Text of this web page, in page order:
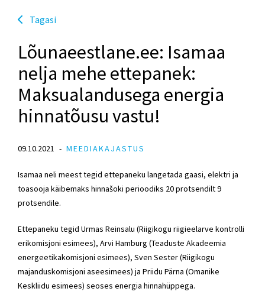
Tagasi
Lõunaeestlane.ee: Isamaa
nelja mehe ettepanek:
Maksualandusega energia
hinnatõusu vastu!
09.10.2021 MEEDIAKAJASTUS
Isamaa neli meest tegid ettepaneku langetada gaasi, elektri ja
toasooja käibemaks hinnašoki perioodiks 20 protsendilt 9
protsendile.
Ettepaneku tegid Urmas Reinsalu (Riigikogu riigieelarve kontrolli
erikomisjoni esimees), Arvi Hamburg (Teaduste Akadeemia
energeetikakomisjoni esimees), Sven Sester (Riigikogu
majanduskomisjoni aseesimees) ja Priidu Pärna (Omanike
Keskliidu esimees) seoses energia hinnahüppega.